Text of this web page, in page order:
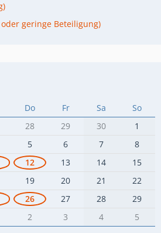
geringe Beteiligung)
Do Fr Sa
So
28 29 30
1
5 6 7
8
12 13 14
15
19 20 21
22
26 27 28
29
2 3 4 5